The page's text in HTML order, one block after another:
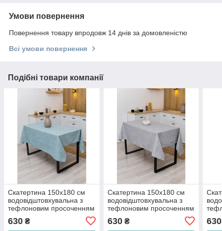
Умови повернення
Повернення товару впродовж 14 днів за домовленістю
Всі умови повернення
Подібні товари компанії
Скатертина 150х180 см
водовідштовхувальна з
тефлоновим просоченням
630 ₴
Скатертина 150х180 см
водовідштовхувальна з
тефлоновим просоченням
630₴ 630